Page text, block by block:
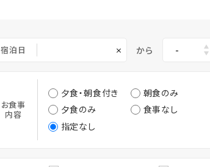
宿泊日 × から
お食事
内容
夕食・朝食付き
朝食のみ
夕食のみ
食事なし
指定なし